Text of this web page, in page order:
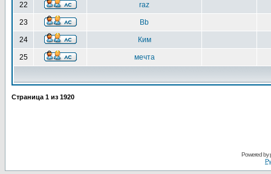
22 raz
23 Bb
24 Ким
25 мечта
Страница 1 из 1920
Powered by